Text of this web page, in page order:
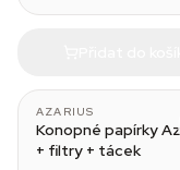
AZARIUS
Konopné papírky
+ filtry + tácek